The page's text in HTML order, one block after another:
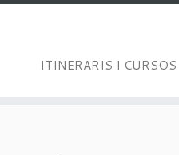
ITINERARIS I CURSOS